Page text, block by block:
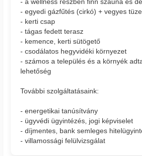
- egyedi gázfűtés (cirkó) + vegyes
- kerti csap
- tágas fedett terasz
- kemence, kerti sütögető
- csodálatos hegyvidéki környezet
- számos a település és a környék
lehetőség
További szolgáltatásaink:
- energetikai tanúsítvány
- ügyvédi ügyintézés, jogi képviselet
- díjmentes, bank semleges
- villamossági felülvizsgálat